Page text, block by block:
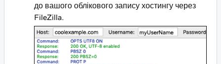
до вашого облікового запису хостингу через
FileZilla.